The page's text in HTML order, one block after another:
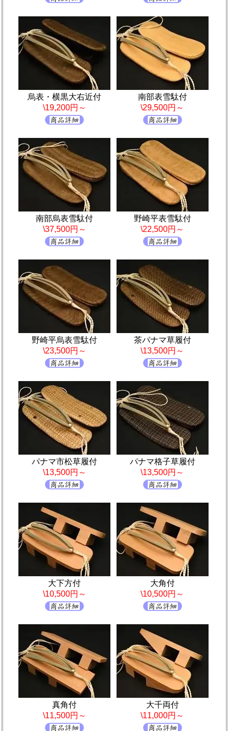
烏表・横黒大右近付
\19,200円～
南部表雪駄付
\29,500円～
南部烏表雪駄付
\37,500円～
野崎平表雪駄付
\22,500円～
野崎平烏表雪駄付
\23,500円～
茶パナマ草履付
\13,500円～
パナマ市松草履付
\13,500円～
パナマ格子草履付
\13,500円～
大下方付
\10,500円～
大角付
\10,500円～
真角付
\11,500円～
大千両付
\11,000円～